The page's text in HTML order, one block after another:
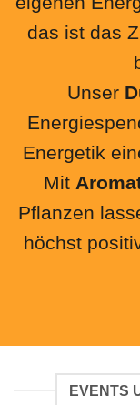
das ist das
Unser
Energetik
Mit
Pflanzen
höchst
EVENTS